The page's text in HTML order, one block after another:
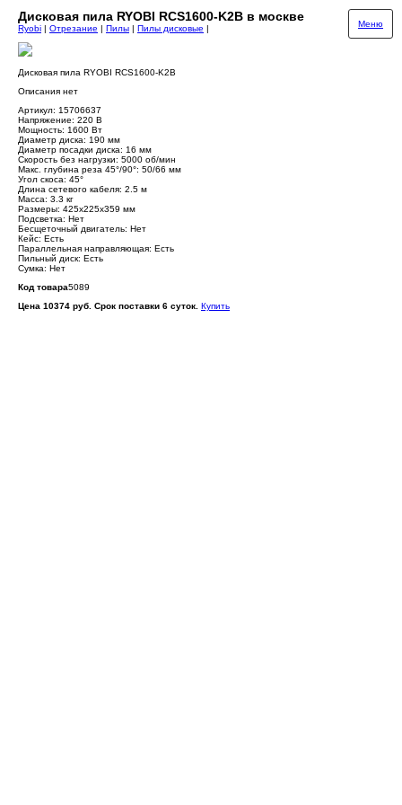
Дисковая пила RYOBI RCS1600-K2B в москве
Меню
Ryobi | Отрезание | Пилы | Пилы дисковые |
Дисковая пила RYOBI RCS1600-K2B
Описания нет
Артикул: 15706637
Напряжение: 220 В
Мощность: 1600 Вт
Диаметр диска: 190 мм
Диаметр посадки диска: 16 мм
Скорость без нагрузки: 5000 об/мин
Макс. глубина реза 45°/90°: 50/66 мм
Угол скоса: 45°
Длина сетевого кабеля: 2.5 м
Масса: 3.3 кг
Размеры: 425х225х359 мм
Подсветка: Нет
Бесщеточный двигатель: Нет
Кейс: Есть
Параллельная направляющая: Есть
Пильный диск: Есть
Сумка: Нет
Код товара5089
Цена 10374 руб. Срок поставки 6 суток. Купить